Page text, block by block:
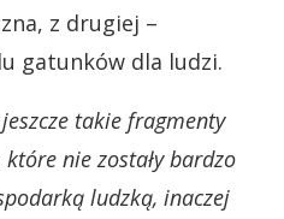
z drugiej –
gatunków dla ludzi.
takie fragmenty
nie zostały bardzo
ludzką, inaczej